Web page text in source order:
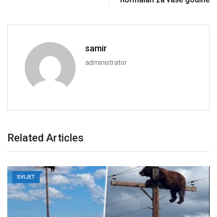
samir
administrator
Related Articles
SVIJET